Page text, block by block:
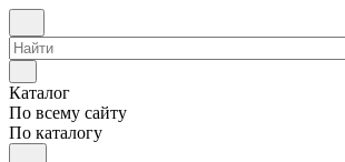
Каталог
По всему сайту
По каталогу